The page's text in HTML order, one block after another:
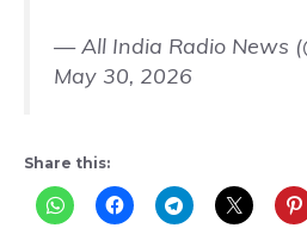
— All India Radio News
May 30, 2026
Share this: